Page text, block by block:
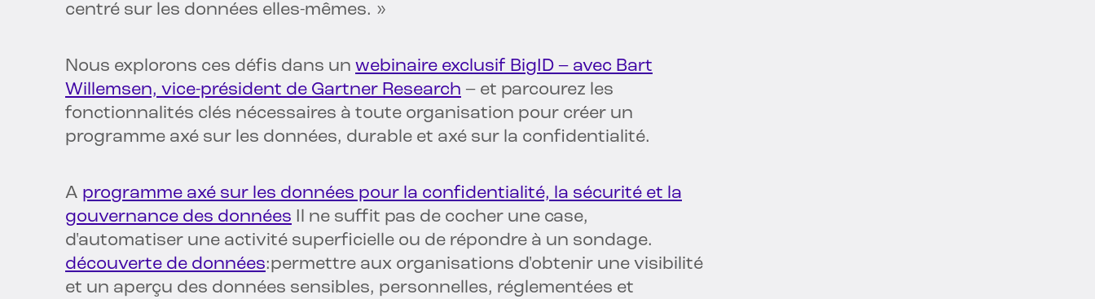
centré sur les données elles-mêmes. »
Nous explorons ces défis dans un webinaire exclusif BigID – avec Bart
Willemsen, vice-président de Gartner Research – et parcourez les
fonctionnalités clés nécessaires à toute organisation pour créer un
programme axé sur les données, durable et axé sur la confidentialité.
A programme axé sur les données pour la confidentialité, la sécurité et la
gouvernance des données Il ne suffit pas de cocher une case,
d'automatiser une activité superficielle ou de répondre à un sondage.
découverte de données:permettre aux organisations d'obtenir une visibilité
et un aperçu des données sensibles, personnelles, réglementées et